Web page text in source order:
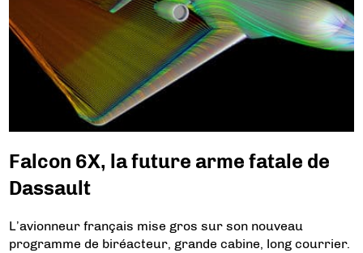
Falcon 6X, la future arme fatale de
Dassault
L’avionneur français mise gros sur son nouveau
programme de biréacteur, grande cabine, long courrier.